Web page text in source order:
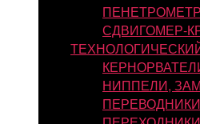
ПЕНЕТРОМЕТР
СДВИГОМЕР-
НИППЕЛИ,
ПЕРЕВОДНИКИ